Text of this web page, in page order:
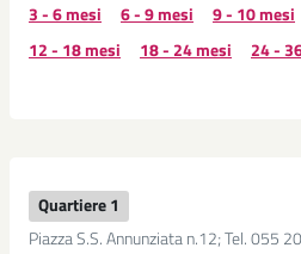
3 - 6 mesi
6 - 9 mesi 9 - 10 mesi
12 - 18 mesi
18 - 24 mesi 24 -
Quartiere 1
Piazza S.S. Annunziata n.12; Tel. 055